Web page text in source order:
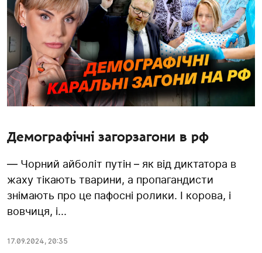
Демографічні загорзагони в рф
— Чорний айболіт путін – як від диктатора в
жаху тікають тварини, а пропагандисти
знімають про це пафосні ролики. І корова, і
вовчиця, і...
17.09.2024, 20:35